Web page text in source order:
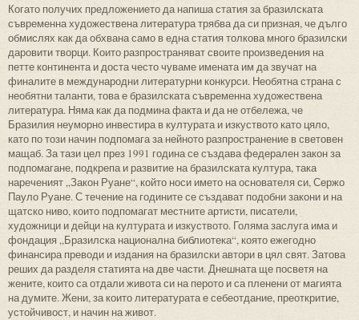
Когато получих предложението да напиша статия за бразилската
съвременна художествена литература трябва да си призная, че дълго
обмислях как да обхвана само в една статия толкова много бразилски
даровити творци. Които разпространяват своите произведения на
петте континента и доста често чуваме имената им да звучат на
финалите в международни литературни конкурси. Необятна страна с
необятни таланти, това е бразилската съвременна художествена
литература. Няма как да подмина факта и да не отбележа, че
Бразилия неуморно инвестира в културата и изкуството като цяло,
като по този начин подпомага за нейното разпространение в световен
мащаб. За тази цел през 1991 година се създава федерален закон за
подпомагане, подкрепа и развитие на бразилската култура, така
нареченият „Закон Руане“, който носи името на основателя си, Сержо
Пауло Руане. С течение на годините се създават подобни закони и на
щатско ниво, които подпомагат местните артисти, писатели,
художници и дейци на културата и изкуството. Голяма заслуга има и
фондация „Бразилска национална библиотека“, която ежегодно
финансира преводи и издания на бразилски автори в цял свят. Затова
реших да разделя статията на две части. Днешната ще посветя на
жените, които са отдали живота си на перото и са пленени от магията
на думите. Жени, за които литературата е себеотдание, преоткритие,
устойчивост, и начин на живот.